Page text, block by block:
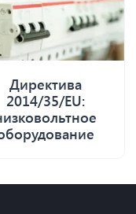
Директива
2014/35/EU: